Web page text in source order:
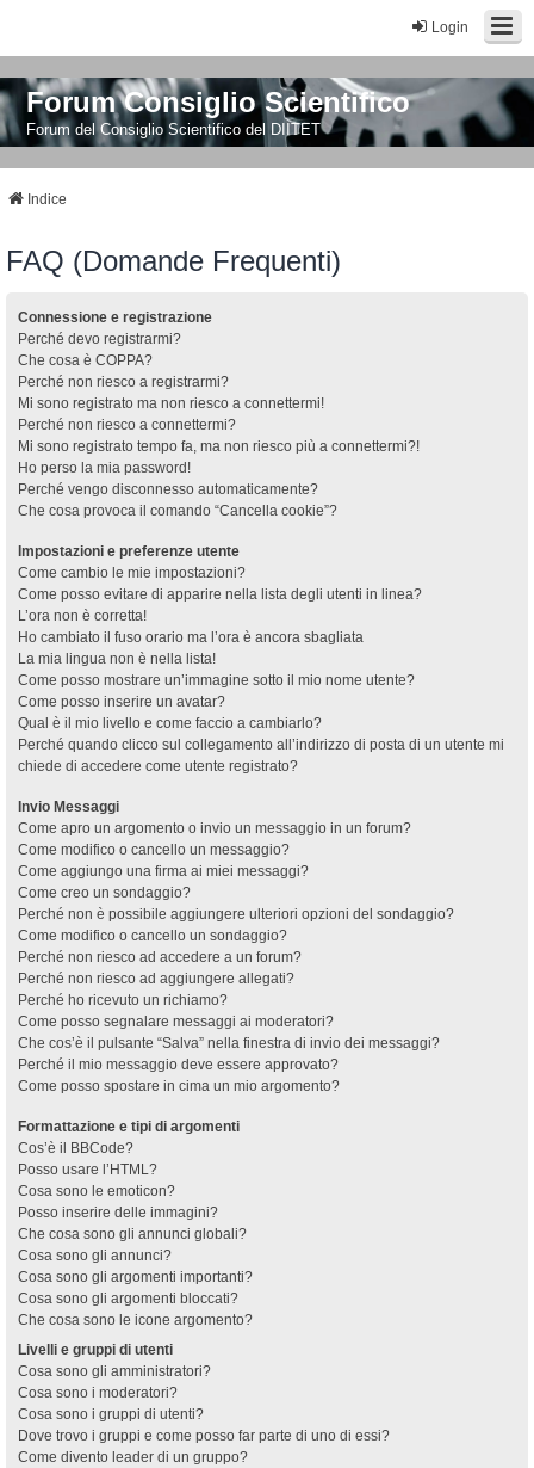
Login
Forum Consiglio Scientifico
Forum del Consiglio Scientifico del DIITET
Indice
FAQ (Domande Frequenti)
Connessione e registrazione
Perché devo registrarmi?
Che cosa è COPPA?
Perché non riesco a registrarmi?
Mi sono registrato ma non riesco a connettermi!
Perché non riesco a connettermi?
Mi sono registrato tempo fa, ma non riesco più a connettermi?!
Ho perso la mia password!
Perché vengo disconnesso automaticamente?
Che cosa provoca il comando “Cancella cookie”?
Impostazioni e preferenze utente
Come cambio le mie impostazioni?
Come posso evitare di apparire nella lista degli utenti in linea?
L’ora non è corretta!
Ho cambiato il fuso orario ma l’ora è ancora sbagliata
La mia lingua non è nella lista!
Come posso mostrare un’immagine sotto il mio nome utente?
Come posso inserire un avatar?
Qual è il mio livello e come faccio a cambiarlo?
Perché quando clicco sul collegamento all’indirizzo di posta di un utente mi
chiede di accedere come utente registrato?
Invio Messaggi
Come apro un argomento o invio un messaggio in un forum?
Come modifico o cancello un messaggio?
Come aggiungo una firma ai miei messaggi?
Come creo un sondaggio?
Perché non è possibile aggiungere ulteriori opzioni del sondaggio?
Come modifico o cancello un sondaggio?
Perché non riesco ad accedere a un forum?
Perché non riesco ad aggiungere allegati?
Perché ho ricevuto un richiamo?
Come posso segnalare messaggi ai moderatori?
Che cos’è il pulsante “Salva” nella finestra di invio dei messaggi?
Perché il mio messaggio deve essere approvato?
Come posso spostare in cima un mio argomento?
Formattazione e tipi di argomenti
Cos’è il BBCode?
Posso usare l’HTML?
Cosa sono le emoticon?
Posso inserire delle immagini?
Che cosa sono gli annunci globali?
Cosa sono gli annunci?
Cosa sono gli argomenti importanti?
Cosa sono gli argomenti bloccati?
Che cosa sono le icone argomento?
Livelli e gruppi di utenti
Cosa sono gli amministratori?
Cosa sono i moderatori?
Cosa sono i gruppi di utenti?
Dove trovo i gruppi e come posso far parte di uno di essi?
Come divento leader di un gruppo?